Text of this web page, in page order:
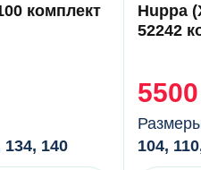
комплект
134, 140
Huppa
52242
5500
104,